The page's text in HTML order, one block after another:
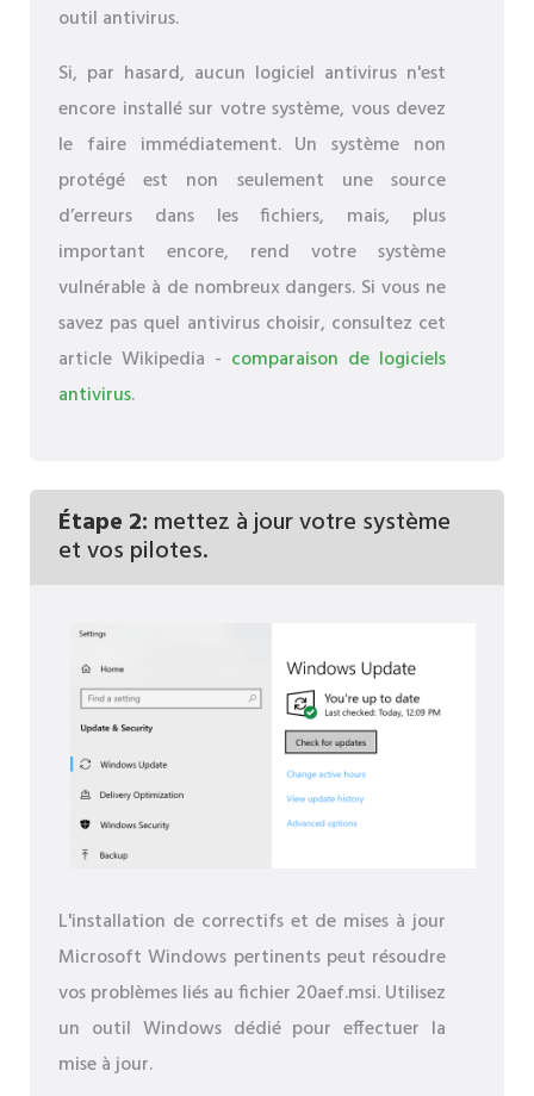
outil antivirus.
Si, par hasard, aucun logiciel antivirus n'est
encore installé sur votre système, vous devez
le faire immédiatement. Un système non
protégé est non seulement une source
d’erreurs dans les fichiers, mais, plus
important encore, rend votre système
vulnérable à de nombreux dangers. Si vous ne
savez pas quel antivirus choisir, consultez cet
article Wikipedia - comparaison de logiciels
antivirus.
Étape 2: mettez à jour votre système
et vos pilotes.
L'installation de correctifs et de mises à jour
Microsoft Windows pertinents peut résoudre
vos problèmes liés au fichier 20aef.msi. Utilisez
un outil Windows dédié pour effectuer la
mise à jour.